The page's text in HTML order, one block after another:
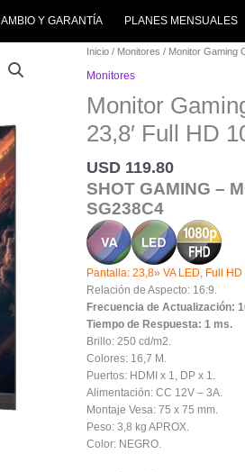
Y GARANTÍA​ PLANES MENSUALES
Inicio / Monitores / Monitor Gaming
Monitores
Monitor
23,8′ Full HD
USD 119.80
SHOT GAMING –
SG238C4
Pantalla: 23,8» VA LED, Full
Relación de Aspecto: 16:9.
Frecuencia de Actualización:
Tiempo de Respuesta: 1 ms.
Brillo: 250 cd/m2.
Colores: 16,7 M.
Puertos: HDMI x 1, DP x 1.
Alimentación: CC 12V – 3A.
Montaje Vesa: 75 x 75 mm.
Peso: 3,8 kg APROX.
Color: NEGRO.
Monitor
Shot
Sg238c4
Full
HD
100hz
cantidad